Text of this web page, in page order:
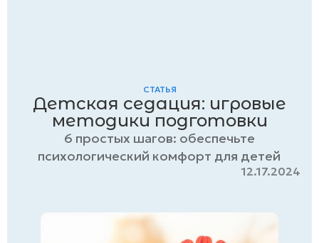
СТАТЬЯ
Детская седация: игровые
методики подготовки
6 простых шагов: обеспечьте
психологический комфорт для детей
12.17.2024